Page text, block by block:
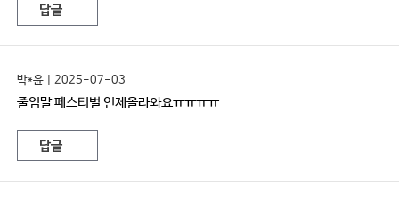
답글
박*윤 | 2025-07-03
줄임말 페스티벌 언제올라와요ㅠㅠㅠㅠ
답글